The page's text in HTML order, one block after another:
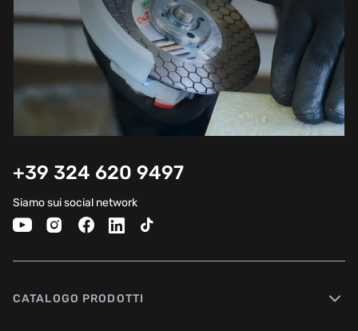
+39 324 620 9497
Siamo sui social network
CATALOGO PRODOTTI